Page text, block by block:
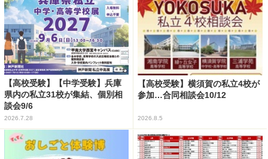
【高校受験】【中学受験】兵庫
県内の私立31校が集結、個別相
談会9/6
2026.7.28
【高校受験】横須賀の私立4校が
参加…合同相談会10/12
2026.8.5